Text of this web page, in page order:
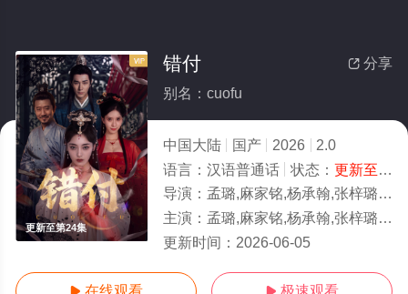
更新至第24集
 分享
错付
别名：cuofu
中国大陆 国产 2026
2.0
语言： 汉语普通话 状态： 更新至第24集
导演： 孟璐,麻家铭,杨承翰,张梓璐,邢赫楚
主演： 孟璐,麻家铭,杨承翰,张梓璐,邢赫楚
更新时间： 2026-06-05
 在线观看  极速观看